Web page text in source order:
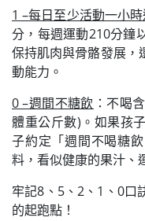
1 –每日至少活動一小
分，每週運動210分鐘
保持肌肉與骨骼發展，
動能力。
0 –週間不糖飲 ：不喝
體重公斤數)。如果孩
子約定「週間不喝糖
料，看似健康的果汁、
牢記8、5、2、1、0口
的起跑點！